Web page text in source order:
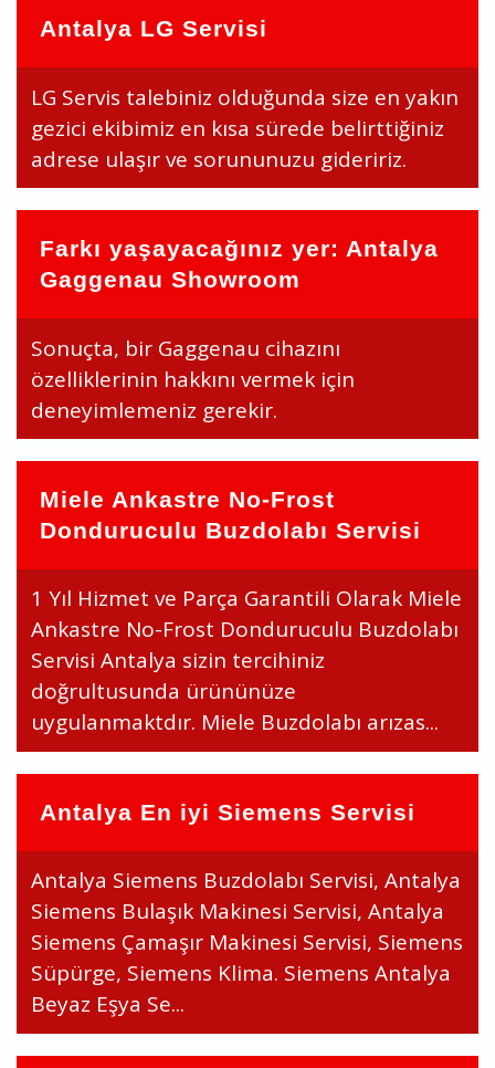
Antalya LG Servisi
LG Servis talebiniz olduğunda size en yakın
gezici ekibimiz en kısa sürede belirttiğiniz
adrese ulaşır ve sorununuzu gideririz.
Farkı yaşayacağınız yer: Antalya
Gaggenau Showroom
Sonuçta, bir Gaggenau cihazını
özelliklerinin hakkını vermek için
deneyimlemeniz gerekir.
Miele Ankastre No-Frost
Donduruculu Buzdolabı Servisi
1 Yıl Hizmet ve Parça Garantili Olarak Miele
Ankastre No-Frost Donduruculu Buzdolabı
Servisi Antalya sizin tercihiniz
doğrultusunda ürününüze
uygulanmaktdır. Miele Buzdolabı arızas...
Antalya En iyi Siemens Servisi
Antalya Siemens Buzdolabı Servisi, Antalya
Siemens Bulaşık Makinesi Servisi, Antalya
Siemens Çamaşır Makinesi Servisi, Siemens
Süpürge, Siemens Klima. Siemens Antalya
Beyaz Eşya Se...